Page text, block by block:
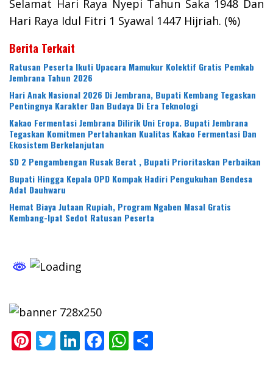
Selamat Hari Raya Nyepi Tahun Saka 1948 Dan
Hari Raya Idul Fitri 1 Syawal 1447 Hijriah. (%)
Berita Terkait
Ratusan Peserta Ikuti Upacara Mamukur Kolektif Gratis Pemkab
Jembrana Tahun 2026
Hari Anak Nasional 2026 Di Jembrana, Bupati Kembang Tegaskan
Pentingnya Karakter Dan Budaya Di Era Teknologi
Kakao Fermentasi Jembrana Dilirik Uni Eropa. Bupati Jembrana
Tegaskan Komitmen Pertahankan Kualitas Kakao Fermentasi Dan
Ekosistem Berkelanjutan
SD 2 Pengambengan Rusak Berat , Bupati Prioritaskan Perbaikan
Bupati Hingga Kepala OPD Kompak Hadiri Pengukuhan Bendesa
Adat Dauhwaru
Hemat Biaya Jutaan Rupiah, Program Ngaben Masal Gratis
Kembang-Ipat Sedot Ratusan Peserta
Pi T Li F W